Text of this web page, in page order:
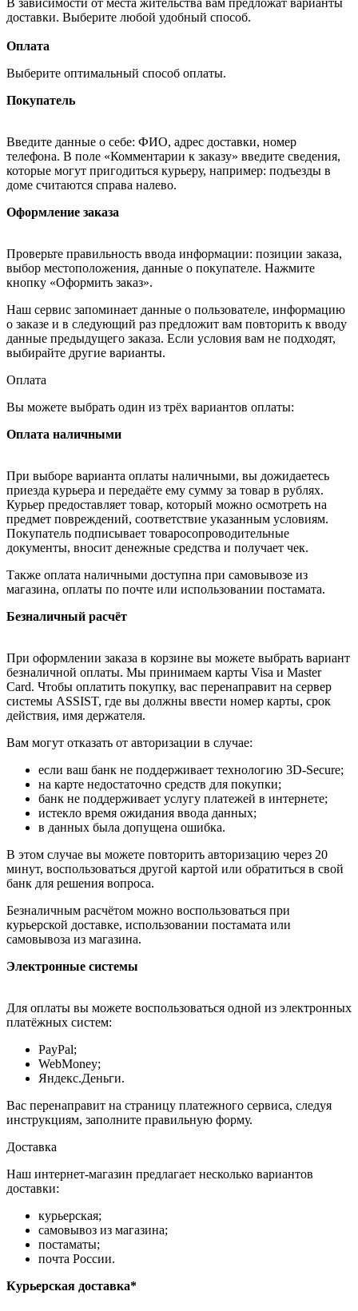
доставки. Выберите любой удобный способ.
Оплата
Выберите оптимальный способ оплаты.
Покупатель
Введите данные о себе: ФИО, адрес доставки, номер
телефона. В поле «Комментарии к заказу» введите сведения,
которые могут пригодиться курьеру, например: подъезды в
доме считаются справа налево.
Оформление заказа
Проверьте правильность ввода информации: позиции заказа,
выбор местоположения, данные о покупателе. Нажмите
кнопку «Оформить заказ».
Наш сервис запоминает данные о пользователе, информацию
о заказе и в следующий раз предложит вам повторить к вводу
данные предыдущего заказа. Если условия вам не подходят,
выбирайте другие варианты.
Оплата
Вы можете выбрать один из трёх вариантов оплаты:
Оплата наличными
При выборе варианта оплаты наличными, вы дожидаетесь
приезда курьера и передаёте ему сумму за товар в рублях.
Курьер предоставляет товар, который можно осмотреть на
предмет повреждений, соответствие указанным условиям.
Покупатель подписывает товаросопроводительные
документы, вносит денежные средства и получает чек.
Также оплата наличными доступна при самовывозе из
магазина, оплаты по почте или использовании постамата.
Безналичный расчёт
При оформлении заказа в корзине вы можете выбрать вариант
безналичной оплаты. Мы принимаем карты Visa и Master
Card. Чтобы оплатить покупку, вас перенаправит на сервер
системы ASSIST, где вы должны ввести номер карты, срок
действия, имя держателя.
Вам могут отказать от авторизации в случае:
если ваш банк не поддерживает технологию 3D-Secure;
на карте недостаточно средств для покупки;
банк не поддерживает услугу платежей в интернете;
истекло время ожидания ввода данных;
в данных была допущена ошибка.
В этом случае вы можете повторить авторизацию через 20
минут, воспользоваться другой картой или обратиться в свой
банк для решения вопроса.
Безналичным расчётом можно воспользоваться при
курьерской доставке, использовании постамата или
самовывоза из магазина.
Электронные системы
Для оплаты вы можете воспользоваться одной из электронных
платёжных систем:
PayPal;
WebMoney;
Яндекс.Деньги.
Вас перенаправит на страницу платежного сервиса, следуя
инструкциям, заполните правильную форму.
Доставка
Наш интернет-магазин предлагает несколько вариантов
доставки:
курьерская;
самовывоз из магазина;
постаматы;
почта России.
Курьерская доставка*